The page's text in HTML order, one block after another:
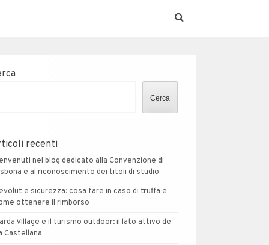
Cerca
recenti
nel blog dedicato alla Convenzione di
e al riconoscimento dei titoli di studio
e sicurezza: cosa fare in caso di truffa e
ottenere il rimborso
Village e il turismo outdoor: il lato attivo de
Castellana